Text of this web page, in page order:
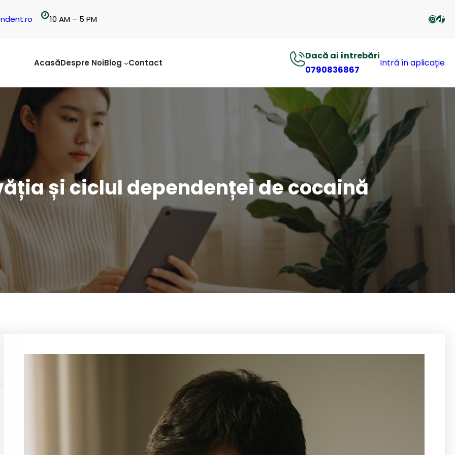
10 AM – 5 PM
AcasăDespre NoiBlog Contact
Dacă ai întrebări
0790836867
Intră în aplicație
și ciclul dependenței de cocaină